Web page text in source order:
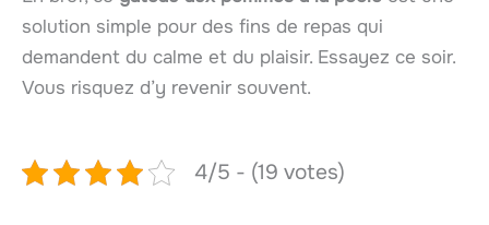
solution simple pour des fins de repas qui
demandent du calme et du plaisir. Essayez ce soir.
Vous risquez d’y revenir souvent.
4/5 - (19 votes)